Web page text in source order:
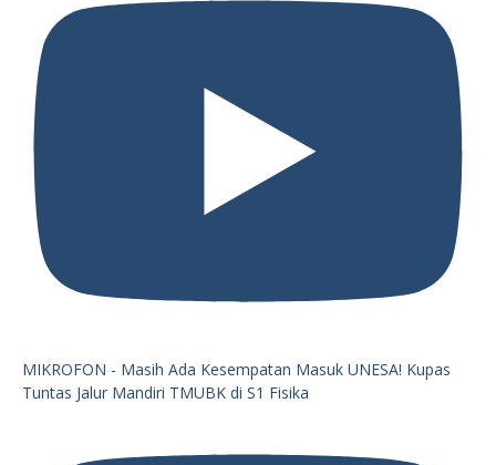
MIKROFON - Masih Ada Kesempatan Masuk UNESA! Kupas
Tuntas Jalur Mandiri TMUBK di S1 Fisika